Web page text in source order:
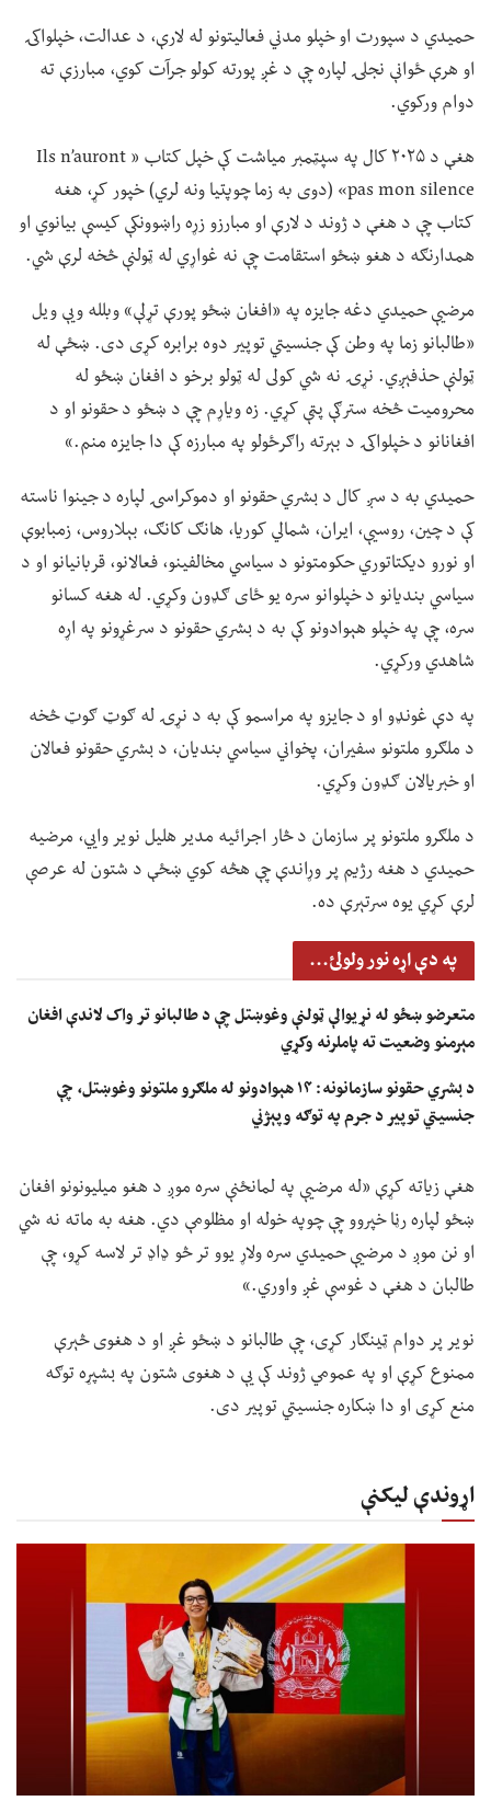
حمیدي د سپورت او خپلو مدني فعالیتونو له لارې، د عدالت، خپلواکۍ
او هرې ځوانې نجلۍ لپاره چې د غږ پورته کولو جرآت کوي، مبارزې ته
دوام ورکوي.
هغې د ۲۰۲۵ کال په سپټمبر میاشت کې خپل کتاب « Ils n’auront
pas mon silence» (دوی به زما چوپتیا ونه لري) خپور کړ، هغه
کتاب چې د هغې د ژوند د لارې او مبارزو زړه راښوونکې کیسې بیانوي او
همدارنګه د هغو ښځو استقامت چې نه غواړي له ټولنې څخه لرې شي.
مرضیې حمیدي دغه جایزه په «افغان ښځو پورې تړلې» وبلله ویې ویل
«طالبانو زما په وطن کې جنسیتي توپیر دوه برابره کړی دی. ښځې له
ټولنې حذفېږي. نړۍ نه شي کولی له ټولو برخو د افغان ښځو له
محرومیت څخه سترګې پټې کړي. زه ویاړم چې د ښځو د حقونو او د
افغانانو د خپلواکۍ د بېرته راګرځولو په مبارزه کې دا جایزه منم.»
حمیدي به د سږ کال د بشري حقونو او دموکراسۍ لپاره د جینوا ناسته
کې د چین، روسیې، ایران، شمالي کوریا، هانګ کانګ، بېلاروس، زمبابوې
او نورو دیکتاتوري حکومتونو د سیاسي مخالفینو، فعالانو، قربانیانو او د
سیاسي بندیانو د خپلوانو سره یو ځای ګډون وکړي. له هغه کسانو
سره، چې په خپلو هېوادونو کې به د بشري حقونو د سرغړونو په اړه
شاهدي ورکړي.
په دې غونډو او د جایزو په مراسمو کې به د نړۍ له ګوټ ګوټ څخه
د ملګرو ملتونو سفیران، پخواني سیاسي بندیان، د بشري حقونو فعالان
او خبریالان ګډون وکړي.
د ملګرو ملتونو پر سازمان د څار اجرائیه مدیر هلیل نویر وايي، مرضیه
حمیدي د هغه رژیم پر وړاندې چې هڅه کوي ښځې د شتون له عرصې
لرې کړي یوه سرتېرې ده.
په دې اړه نور ولولئ...
متعرضو ښځو له نړیوالې ټولنې وغوښتل چې د طالبانو تر واک لاندې افغان
مېرمنو وضعیت ته پاملرنه وکړي
د بشري حقونو سازمانونه: ۱۴ هېوادونو له ملګرو ملتونو وغوښتل، چې
جنسیتي توپير د جرم په توګه وپېژني
هغې زیاته کړې «له مرضیې په لمانځنې سره موږ د هغو میلیونونو افغان
ښځو لپاره رڼا خپروو چې چوپه خوله او مظلومې دي. هغه به ماته نه شي
او نن موږ د مرضیې حمیدي سره ولاړ یوو تر څو ډاډ تر لاسه کړو، چې
طالبان د هغې د غوسې غږ واوري.»
نویر پر دوام ټینګار کړی، چې طالبانو د ښځو غږ او د هغوی څېرې
ممنوع کړې او په عمومي ژوند کې یې د هغوی شتون په بشپړه توګه
منع کړی او دا ښکاره جنسیتي توپیر دی.
اړوندې لیکنې